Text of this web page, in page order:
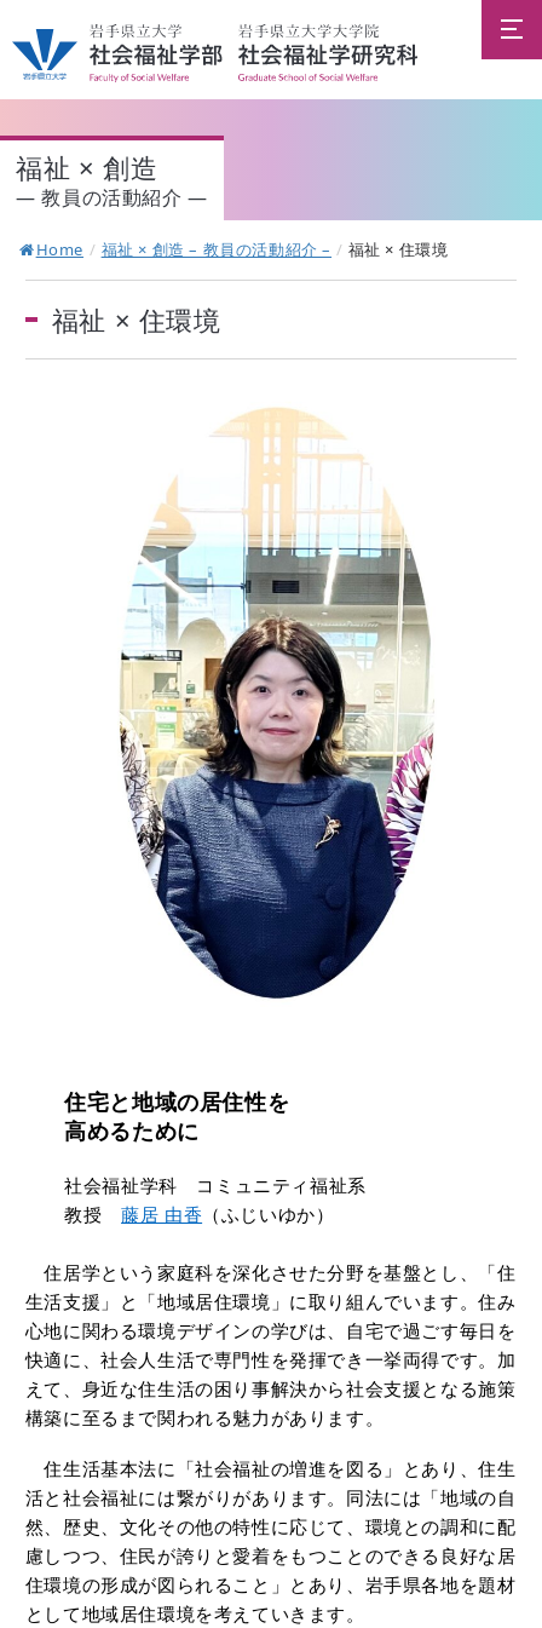
福祉 × 創造
― 教員の活動紹介 ―
Home / 福祉 × 創造 – 教員の活動紹介 – / 福祉 × 住環境
福祉 × 住環境
住宅と地域の居住性を
高めるために
社会福祉学科 コミュニティ福祉系
教授藤居 由香 （ふじいゆか）
住居学という家庭科を深化させた分野を基盤とし、「住
生活支援」と「地域居住環境」に取り組んでいます。住み
心地に関わる環境デザインの学びは、自宅で過ごす毎日を
快適に、社会人生活で専門性を発揮でき一挙両得です。加
えて、身近な住生活の困り事解決から社会支援となる施策
構築に至るまで関われる魅力があります。
住生活基本法に「社会福祉の増進を図る」とあり、住生
活と社会福祉には繋がりがあります。同法には「地域の自
然、歴史、文化その他の特性に応じて、環境との調和に配
慮しつつ、住民が誇りと愛着をもつことのできる良好な居
住環境の形成が図られること」とあり、岩手県各地を題材
として地域居住環境を考えていきます。